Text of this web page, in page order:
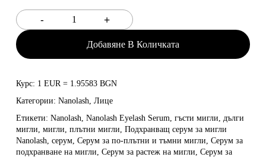
Добавяне В Количката
Курс: 1 EUR = 1.95583 BGN
Категории: Nanolash Лице
Етикети: Nanolash Nanolash Eyelash Serum гъсти мигли
дълги
мигли мигли плътни мигли Подхранващ серум за мигли
Nanolash серум, Серум за по-плътни и тъмни мигли Серум за
подхранване на мигли Серум за растеж на мигли Серум за